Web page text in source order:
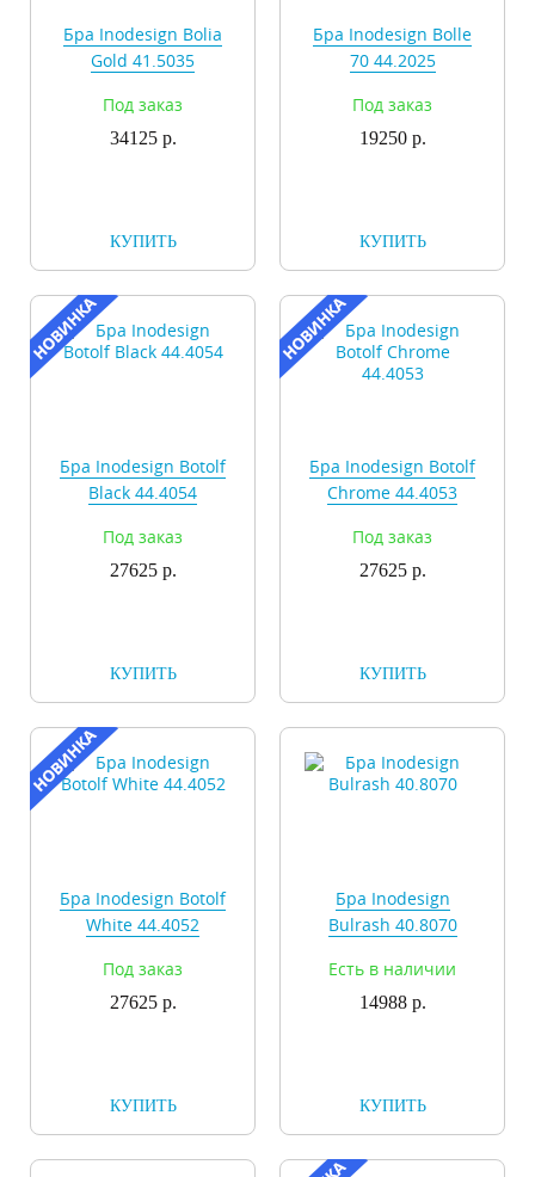
Бра Inodesign Bolia
Gold 41.5035
Под заказ
34125 р.
КУПИТЬ
Бра Inodesign Bolle
70 44.2025
Под заказ
19250 р.
КУПИТЬ
Бра Inodesign Botolf
Black 44.4054
Под заказ
27625 р.
КУПИТЬ
Бра Inodesign Botolf
Chrome 44.4053
Под заказ
27625 р.
КУПИТЬ
Бра Inodesign Botolf
White 44.4052
Под заказ
27625 р.
КУПИТЬ
Бра Inodesign
Bulrash 40.8070
Есть в наличии
14988 р.
КУПИТЬ